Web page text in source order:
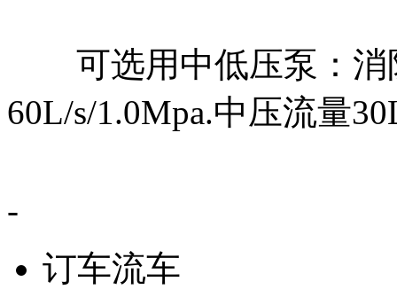
可选用中低压泵：消
60L/s/1.0Mpa.中压流量
-
订车流车